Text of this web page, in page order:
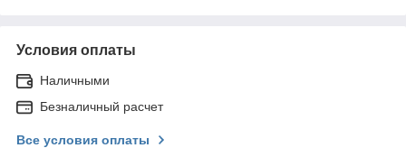
Условия оплаты
Наличными
Безналичный расчет
Все условия оплаты